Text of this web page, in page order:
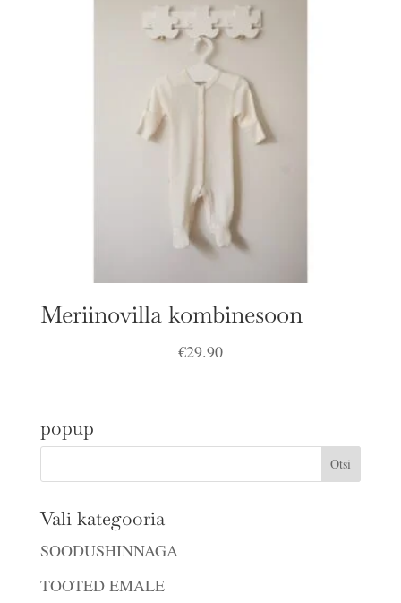
Meriinovilla kombinesoon
€29.90
popup
Vali kategooria
SOODUSHINNAGA
TOOTED EMALE